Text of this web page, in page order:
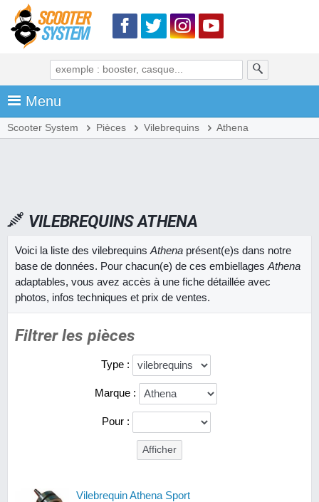
Menu
Scooter System Pièces Vilebrequins Athena
VILEBREQUINS ATHENA
Voici la liste des vilebrequins Athena présent(e)s dans notre
base de données. Pour chacun(e) de ces embiellages Athena
adaptables, vous avez accès à une fiche détaillée avec
photos, infos techniques et prix de ventes.
Filtrer les pièces
Type :
Marque :
Pour :
Vilebrequin Athena Sport